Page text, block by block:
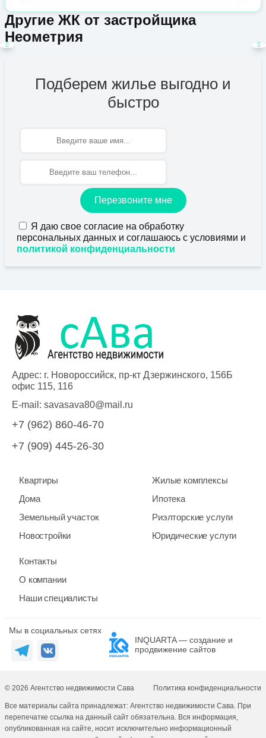
Другие ЖК от застройщика
Неометрия
Подберем жилье выгодно и
быстро
Перезвоните мне
Я даю свое согласие на обработку
персональных данных и соглашаюсь с условиями и
политикой конфиденциальности
Адрес: г. Новороссийск, пр-кт Дзержинского, 156Б
офис 115, 116
E-mail: savasava80@mail.ru
+7 (962) 860-46-70
+7 (909) 445-26-30
Квартиры
Дома
Земельный участок
Новостройки
Жилые комплексы
Ипотека
Риэлторские услуги
Юридические услуги
Контакты
О компании
Наши специалисты
Мы в социальных сетях
INQUARTA — создание и
продвижение сайтов
© 2026 Агентство недвижимости Сава Политика конфиденциальности
Все материалы сайта принадлежат: Агентство недвижимости Сава. При
перепечатке ссылка на данный сайт обязательна. Вся информация,
опубликованная на сайте, носит исключительно информационный